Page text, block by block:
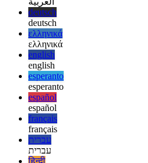
afrikaans
afrikaans
العربية
العربية
deutsch
deutsch
ελληνικά
ελληνικά
english
english
esperanto
esperanto
español
español